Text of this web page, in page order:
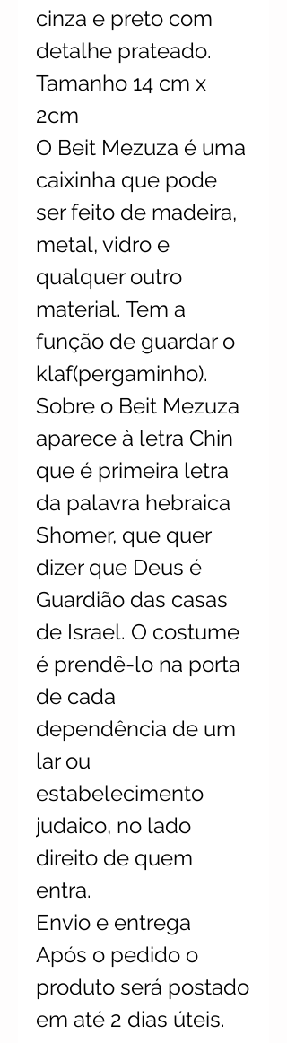
cinza e preto com
detalhe prateado.
Tamanho 14 cm x
2cm
O Beit Mezuza é uma
caixinha que pode
ser feito de madeira,
metal, vidro e
qualquer outro
material. Tem a
função de guardar o
klaf(pergaminho).
Sobre o Beit Mezuza
aparece à letra Chin
que é primeira letra
da palavra hebraica
Shomer, que quer
dizer que Deus é
Guardião das casas
de Israel. O costume
é prendê-lo na porta
de cada
dependência de um
lar ou
estabelecimento
judaico, no lado
direito de quem
entra.
Envio e entrega
Após o pedido o
produto será postado
em até 2 dias úteis.